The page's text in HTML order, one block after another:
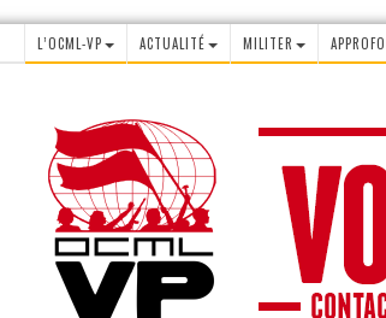
L’OCML-VP ACTUALITÉ MILITER